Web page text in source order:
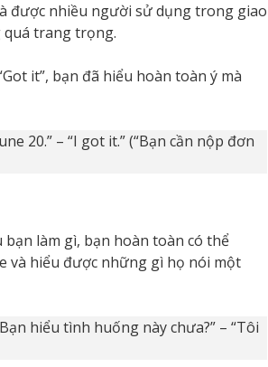
được nhiều người sử dụng trong giao
trang trọng.
it”, bạn đã hiểu hoàn toàn ý mà
20.” – “I got it.” (“Bạn cần nộp đơn
làm gì, bạn hoàn toàn có thể
và hiểu được những gì họ nói một
hiểu tình huống này chưa?” – “Tôi